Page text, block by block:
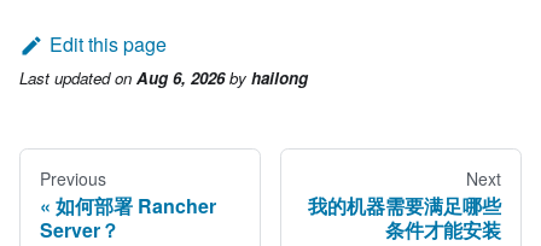
Edit this page
Last updatedon Aug 6, 2026by hailong
Previous
如何部署 Rancher
Server？
Next
我的机器需要满足哪些
条件才能安装